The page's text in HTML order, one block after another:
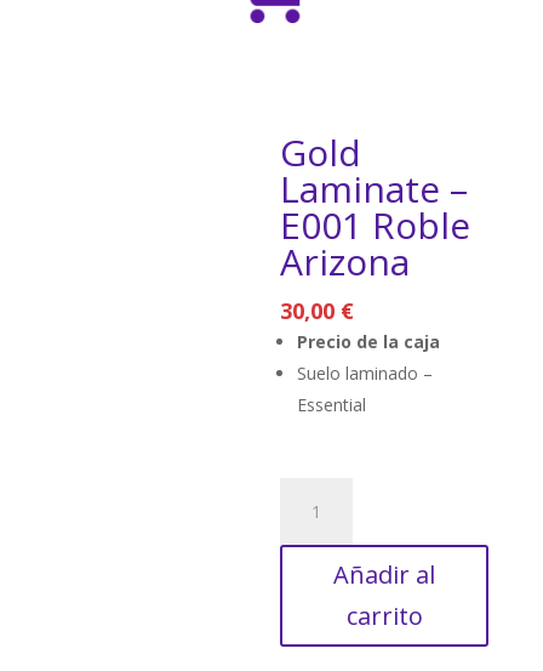
Gold
Laminate –
E001 Roble
Arizona
30,00 €
Precio de la caja
Suelo laminado –
Essential
Laminate
-
Añadir al
carrito